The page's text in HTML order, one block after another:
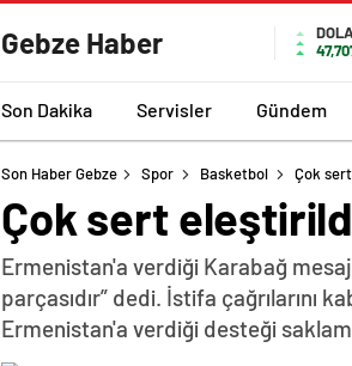
Gebze Haber
Son Dakika Servisler Gündem
Son Haber Gebze Spor Basketbol Çok sert
Çok sert
Ermenistan'a verdiği Karabağ
parçasıdır” dedi. İstifa çağrılarını
Ermenistan'a verdiği desteği